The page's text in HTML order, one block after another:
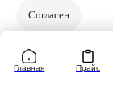
Главная Прайс
Согласен